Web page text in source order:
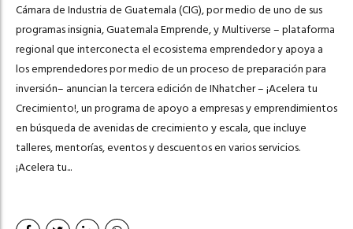
Cámara de Industria de Guatemala (CIG), por medio de uno de sus
programas insignia, Guatemala Emprende, y Multiverse – plataforma
regional que interconecta el ecosistema emprendedor y apoya a
los emprendedores por medio de un proceso de preparación para
inversión– anuncian la tercera edición de INhatcher – ¡Acelera tu
Crecimiento!, un programa de apoyo a empresas y emprendimientos
en búsqueda de avenidas de crecimiento y escala, que incluye
talleres, mentorías, eventos y descuentos en varios servicios.
¡Acelera tu...